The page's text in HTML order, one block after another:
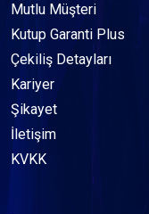
Mutlu Müşteri
Kutup Garanti Plus
Çekiliş Detayları
Kariyer
Şikayet
İletişim
KVKK